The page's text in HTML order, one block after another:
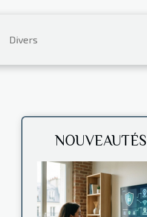
Divers
NOUVEAUTÉS